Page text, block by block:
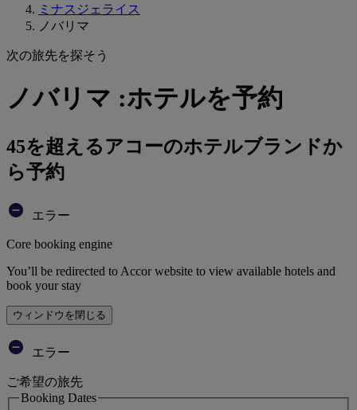
ミナスジェライス
ノバリマ
次の旅先を探そう
ノバリマ :ホテルを予約
45を超えるアコーのホテルブランドか
ら予約
エラー
Core booking engine
You’ll be redirected to Accor website to view available hotels and
book your stay
ウィンドウを閉じる
エラー
ご希望の旅先
Booking Dates